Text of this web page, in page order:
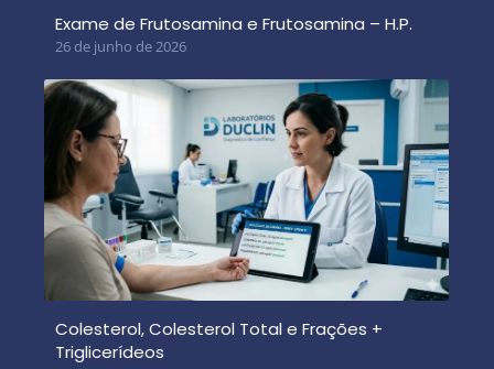
Exame de Frutosamina e Frutosamina – H.P.
26 de junho de 2026
Colesterol, Colesterol Total e Frações +
Triglicerídeos